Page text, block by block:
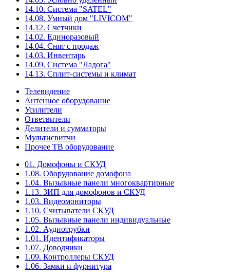
14.10. Система "SATEL"
14.08. Умный дом "LIVICOM"
14.12. Счетчики
14.02. Единоразовый
14.04. Снят с продаж
14.03. Инвентарь
14.09. Система "Ладога"
14.13. Сплит-системы и климат
Телевидение
Антенное оборудование
Усилители
Ответвители
Делители и сумматоры
Мультисвитчи
Прочее ТВ оборудование
01. Домофоны и СКУД
1.08. Оборудование домофона
1.04. Вызывные панели многоквартирные
1.13. ЗИП для домофонов и СКУД
1.03. Видеомониторы
1.10. Считыватели СКУД
1.05. Вызывные панели индивидуальные
1.02. Аудиотрубки
1.01. Идентификаторы
1.07. Доводчики
1.09. Контроллеры СКУД
1.06. Замки и фурнитура